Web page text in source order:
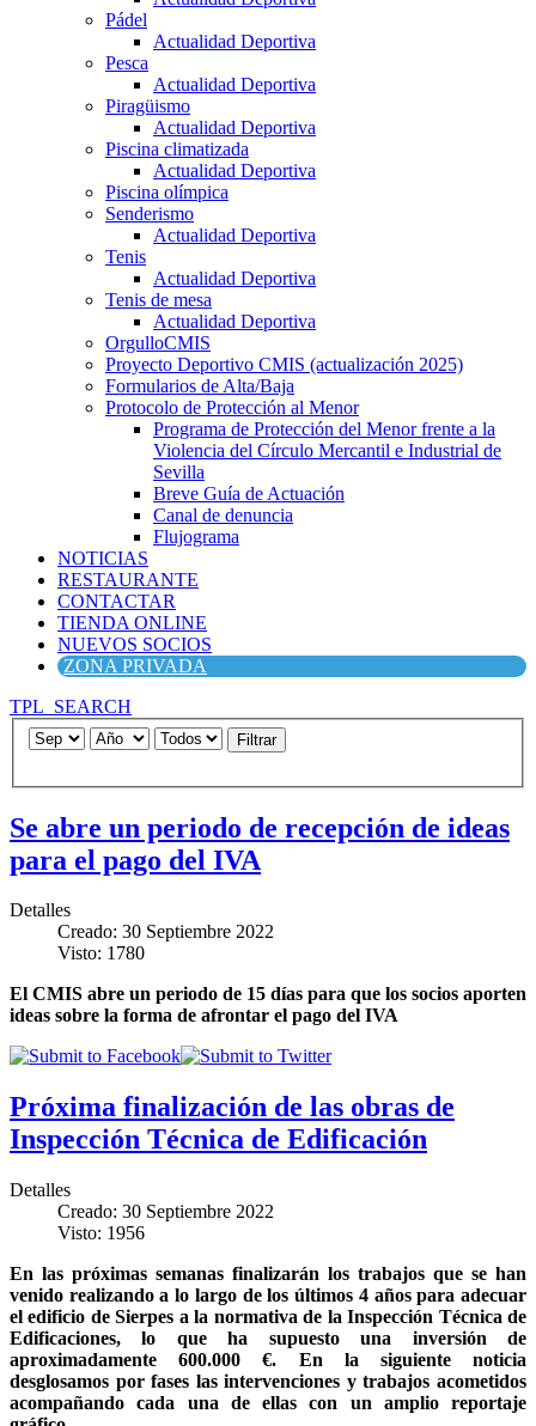
Pádel
Actualidad Deportiva
Pesca
Actualidad Deportiva
Piragüismo
Actualidad Deportiva
Piscina climatizada
Actualidad Deportiva
Piscina olímpica
Senderismo
Actualidad Deportiva
Tenis
Actualidad Deportiva
Tenis de mesa
Actualidad Deportiva
OrgulloCMIS
Proyecto Deportivo CMIS (actualización 2025)
Formularios de Alta/Baja
Protocolo de Protección al Menor
Programa de Protección del Menor frente a la
Violencia del Círculo Mercantil e Industrial de
Sevilla
Breve Guía de Actuación
Canal de denuncia
Flujograma
NOTICIAS
RESTAURANTE
CONTACTAR
TIENDA ONLINE
NUEVOS SOCIOS
ZONA PRIVADA
TPL_SEARCH
Filtrar
Se abre un periodo de recepción de ideas
para el pago del IVA
Detalles
Creado: 30 Septiembre 2022
Visto: 1780
El CMIS abre un periodo de 15 días para que los socios aporten
ideas sobre la forma de afrontar el pago del IVA
Próxima finalización de las obras de
Inspección Técnica de Edificación
Detalles
Creado: 30 Septiembre 2022
Visto: 1956
En las próximas semanas finalizarán los trabajos que se han
venido realizando a lo largo de los últimos 4 años para adecuar
el edificio de Sierpes a la normativa de la Inspección Técnica de
Edificaciones, lo que ha supuesto una inversión de
aproximadamente 600.000 €. En la siguiente noticia
desglosamos por fases las intervenciones y trabajos acometidos
acompañando cada una de ellas con un amplio reportaje